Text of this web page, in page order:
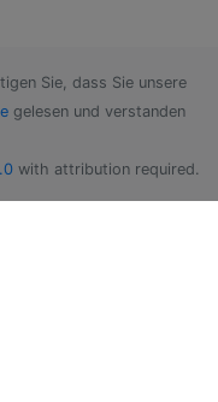
Sie, dass Sie unsere
gelesen und verstanden
with attribution required.